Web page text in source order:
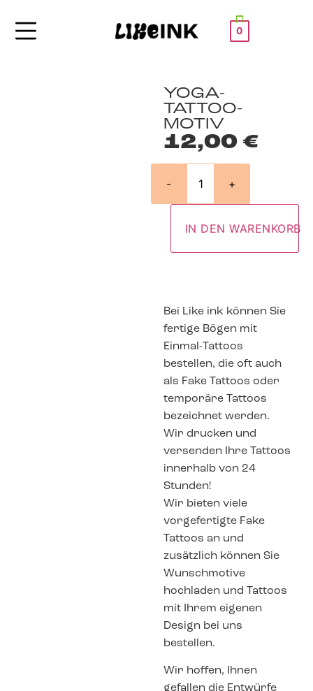
0
YOGA-
TATTOO-
MOTIV
12,00 €
- +
IN DEN WARENKORB
Bei Like ink können Sie
fertige Bögen mit
Einmal-Tattoos
bestellen, die oft auch
als Fake Tattoos oder
temporäre Tattoos
bezeichnet werden.
Wir drucken und
versenden Ihre Tattoos
innerhalb von 24
Stunden!
Wir bieten viele
vorgefertigte Fake
Tattoos an und
zusätzlich können Sie
Wunschmotive
hochladen und Tattoos
mit Ihrem eigenen
Design bei uns
bestellen.
Wir hoffen, Ihnen
gefallen die Entwürfe